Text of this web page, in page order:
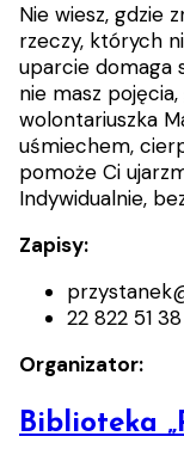
Nie wiesz, gdzie
rzeczy, których
uparcie domaga
nie masz
wolontariuszka
uśmiechem,
pomoże Ci
Indywidualnie,
Zapisy:
22 822 51
Organizator:
Biblioteka